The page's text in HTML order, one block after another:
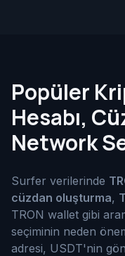
Popüler
Hesabı,
Network
Surfer verilerinde
cüzdan oluşturma,
TRON wallet gibi
seçiminin neden
adresi, USDT'nin